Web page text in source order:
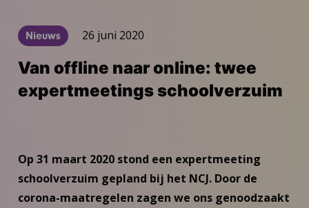
Nieuws 26 juni 2020
Van offline naar online: twee
expertmeetings schoolverzuim
Op 31 maart 2020 stond een expertmeeting
schoolverzuim gepland bij het NCJ. Door de
corona-maatregelen zagen we ons genoodzaakt